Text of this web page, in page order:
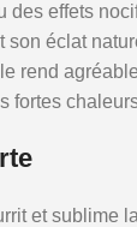
des effets
son éclat
rend
fortes
et sublime